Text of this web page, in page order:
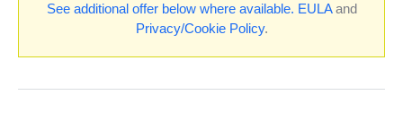
See additional offer below where available. EULAand
Privacy/Cookie Policy.